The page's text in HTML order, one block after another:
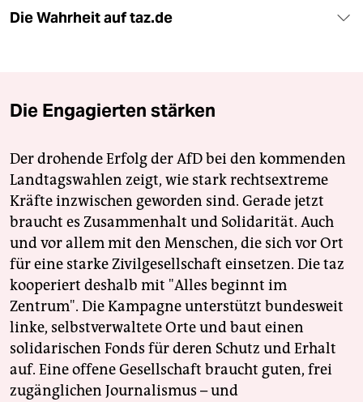
Die Wahrheit auf taz.de
Die Engagierten stärken
Der drohende Erfolg der AfD bei den kommenden
Landtagswahlen zeigt, wie stark rechtsextreme
Kräfte inzwischen geworden sind. Gerade jetzt
braucht es Zusammenhalt und Solidarität. Auch
und vor allem mit den Menschen, die sich vor Ort
für eine starke Zivilgesellschaft einsetzen. Die taz
kooperiert deshalb mit "Alles beginnt im
Zentrum". Die Kampagne unterstützt bundesweit
linke, selbstverwaltete Orte und baut einen
solidarischen Fonds für deren Schutz und Erhalt
auf. Eine offene Gesellschaft braucht guten, frei
zugänglichen Journalismus – und